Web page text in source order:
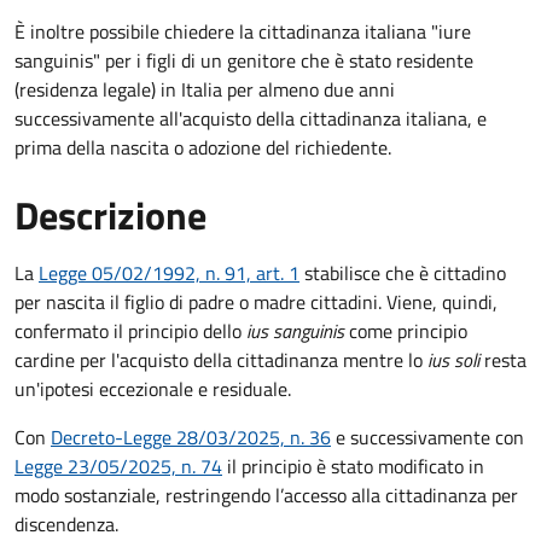
È inoltre possibile chiedere la cittadinanza italiana "iure
sanguinis" per i figli di un genitore che è stato residente
(residenza legale) in Italia per almeno due anni
successivamente all'acquisto della cittadinanza italiana, e
prima della nascita o adozione del richiedente.
Descrizione
La Legge 05/02/1992, n. 91, art. 1 stabilisce che è cittadino
per nascita il figlio di padre o madre cittadini. Viene, quindi,
confermato il principio dello ius sanguiniscome principio
cardine per l'acquisto della cittadinanza mentre lo ius soliresta
un'ipotesi eccezionale e residuale.
Con Decreto-Legge 28/03/2025, n. 36e successivamente con
Legge 23/05/2025, n. 74 il principio è stato modificato in
modo sostanziale, restringendo l’accesso alla cittadinanza per
discendenza.